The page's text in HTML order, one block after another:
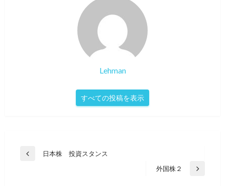
Lehman
すべての投稿を表示
投
日本株 投資スタンス
次
外国株２